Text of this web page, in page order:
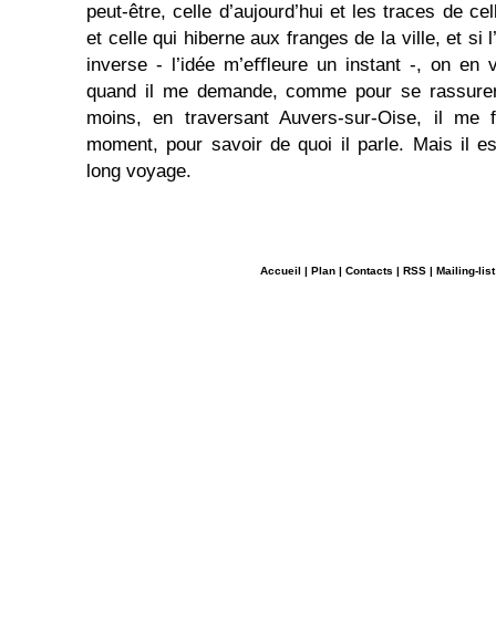
peut-être, celle d’aujourd’hui et les traces de
et celle qui hiberne aux franges de la ville, et si
inverse - l’idée m’eﬄeure un ins­tant -, on en
quand il me demande, comme pour se
moins, en traversant Au­vers-sur-Oise, il me
moment, pour savoir de quoi il parle. Mais il
long voyage.
Accueil | Plan | Contacts | RSS | Mailing-list